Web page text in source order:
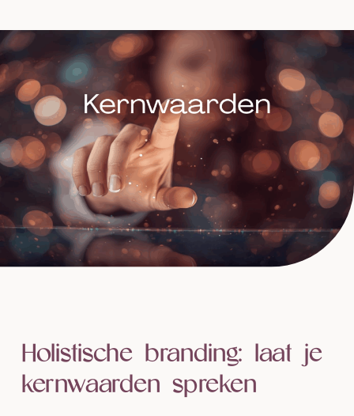
Holistische branding: laat je
kernwaarden spreken